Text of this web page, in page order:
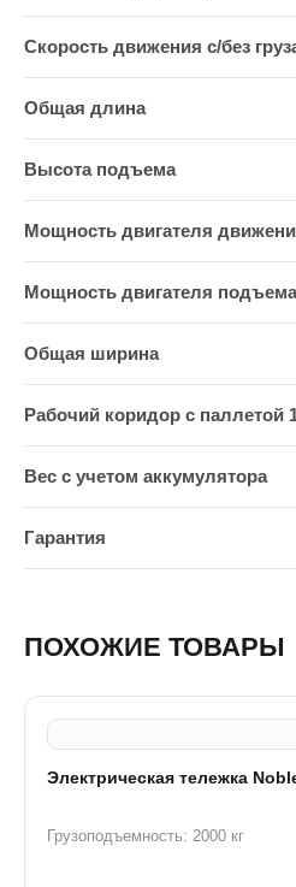
Скорость движения c/без
Общая длина
Высота подъема
Мощность двигателя
Мощность двигателя подъема
Общая ширина
Рабочий коридор с паллетой
Вес с учетом аккумулятора
Гарантия
ПОХОЖИЕ ТОВАРЫ
Электрическая тележка
Грузоподъемность: 2000 кг